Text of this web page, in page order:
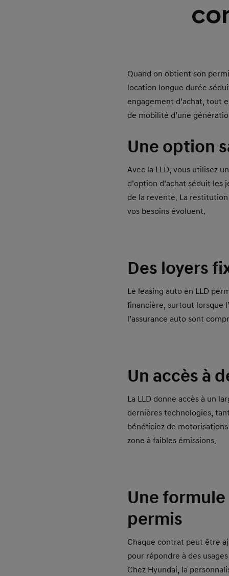
Quand on obtient son
location longue durée
engagement d’achat, tout
de mobilité d’une
Une option
Avec la LLD, vous utilisez
d’option d’achat séduit
de la revente. La
vos besoins évoluent.
Des loyers
Le leasing auto en LLD
financière, surtout lorsque
l’assurance auto sont
Un accès à
La LLD donne accès à un
dernières technologies,
bénéficiez de
zone à faibles émissions.
Une formule
permis
Chaque contrat peut être
pour répondre à des
Chez Hyundai, la